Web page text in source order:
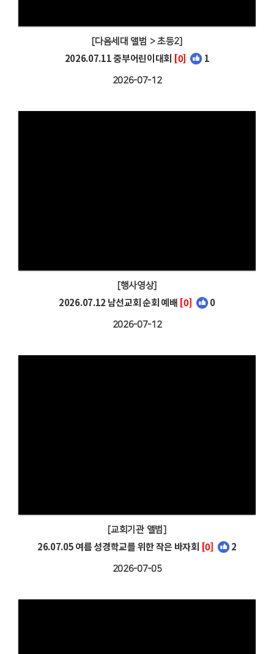
[다음세대 앨범 > 초등2]
2026.07.11 중부어린이대회 [0] 1
2026-07-12
[행사영상]
2026.07.12 남선교회 순회 예배 [0] 0
2026-07-12
[교회기관 앨범]
26.07.05 여름 성경학교를 위한 작은 바자회 [0] 2
2026-07-05